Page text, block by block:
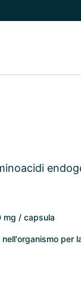
mg / capsula
per